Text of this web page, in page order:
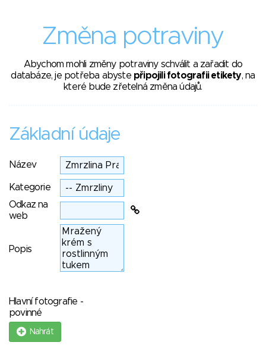
Změna potraviny
Abychom mohli změny potraviny schválit a zařadit do
databáze, je potřeba abyste připojili fotografii etikety, na
které bude zřetelná změna údajů.
Základní údaje
Název
Kategorie
Odkaz na
web
Popis
Hlavní fotografie -
povinné
Nahrát